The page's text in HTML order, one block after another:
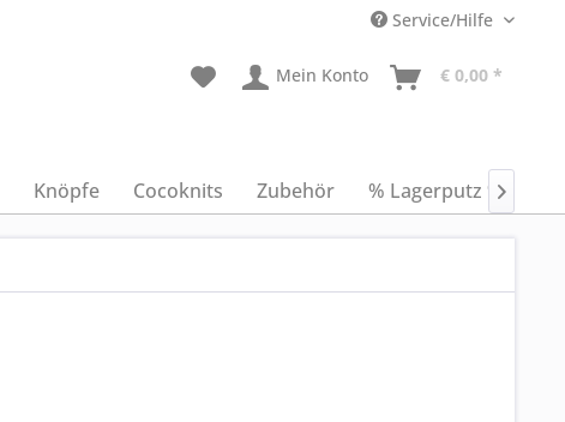
Service/Hilfe
Mein Konto € 0,00 *
Knöpfe Cocoknits Zubehör % Lagerputz %